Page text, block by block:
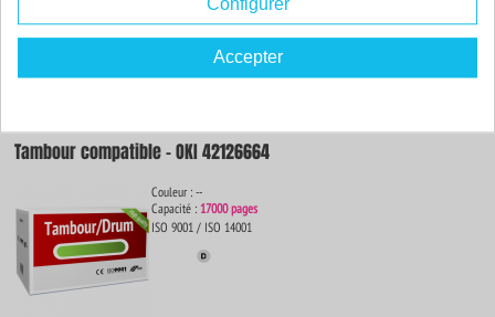
55.76€
Tambour compatible - OKI 42126664
Couleur : --
Capacité : 17000 pages
ISO 9001 / ISO 14001
Accepter